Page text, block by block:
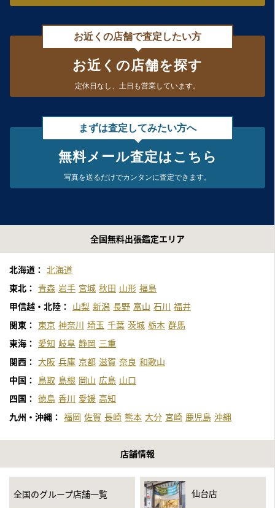
お近くの店舗で査定したい方
お近くの店舗を探す
定休日なし、 土日も営業しています。
まずは査定してみたい方へ
無料メール査定はこちら
写真を送るだけでカンタンに査定できます。
全国無料出張鑑定エリア
北海道： 北海道
東北： 青森 岩手 宮城 秋田 山形 福島
甲信越・北陸：
山梨 新潟 長野 富山 石川 福井
関東：
東京 神奈川 埼玉 千葉 茨城 栃木 群馬
東海：
愛知 岐阜 静岡 三重
関西： 大阪 兵庫 京都 滋賀 奈良 和歌山
中国：
鳥取 島根 岡山 広島 山口
四国： 徳島 香川 愛媛 高知
九州・沖縄： 福岡 佐賀 長崎 熊本 大分 宮崎 鹿児島 沖縄
店舗情報
全国のグループ店舗一覧 仙台店